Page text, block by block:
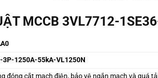
MCCB 3VL7712-
3P-1250A-55kA-VL1250N
đóng cắt mạch điện, bảo vệ ngắn mạch và quá